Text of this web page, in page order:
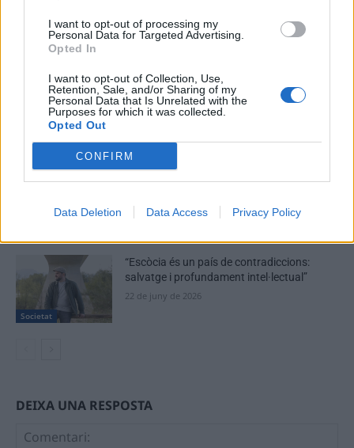
I want to opt-out of processing my
Personal Data for Targeted Advertising.
Opted In
I want to opt-out of Collection, Use,
Retention, Sale, and/or Sharing of my
Personal Data that Is Unrelated with the
Purposes for which it was collected.
Opted Out
CONFIRM
Data Deletion Data Access Privacy Policy
ARTICLES RELACIONATS
La Ràpita optarà al Pla de Barris amb un
projecte valorat en 12,5 milions d’euros
10 de juliol de 2026
La nova passarel·la entre Pla d’Empúries i
primeres escomeses del Pla de Barris
13 de juliol de 2026
Societat
“Escòcia és un país de contradiccions:
salvatge i profundament intel·lectual”
22 de juny de 2026
DEIXA UNA RESPOSTA